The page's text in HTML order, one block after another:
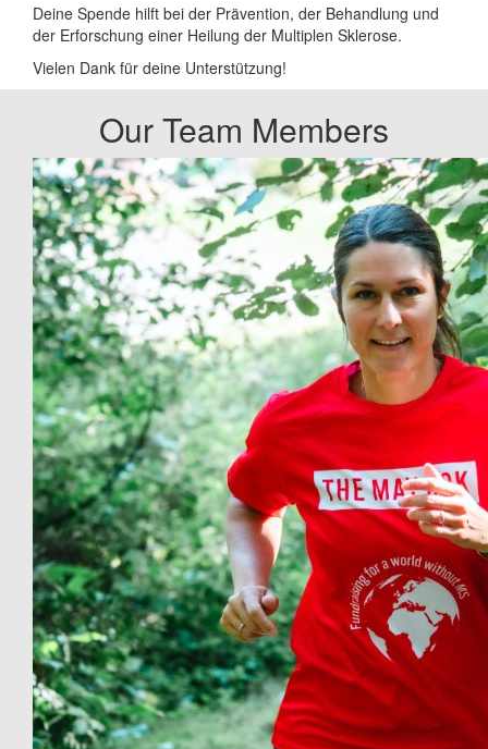
Deine Spende hilft bei der Prävention, der Behandlung und
der Erforschung einer Heilung der Multiplen Sklerose.
Vielen Dank für deine Unterstützung!
Our Team Members